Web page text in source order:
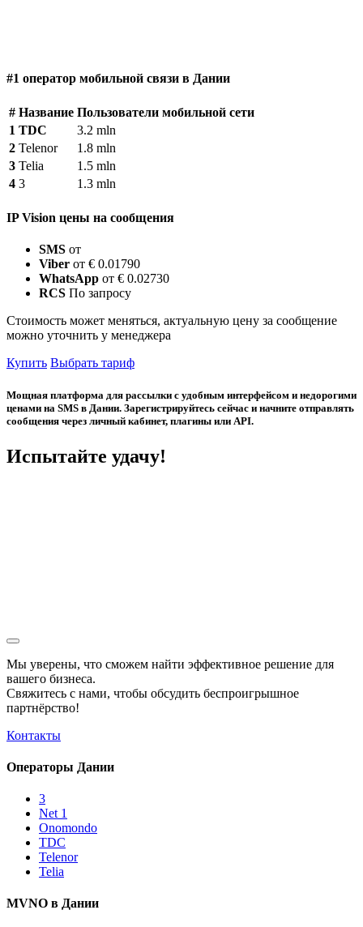
#1 оператор мобильной связи в Дании
# Название Пользователи мобильной сети
1 TDC
3.2 mln
2 Telenor
1.8 mln
3 Telia
1.5 mln
4 3 1.3 mln
IP Vision цены на сообщения
SMS от
Viber от € 0.01790
WhatsApp от € 0.02730
RCS По запросу
Стоимость может меняться, актуальную цену за сообщение
можно уточнить у менеджера
Купить Выбрать тариф
Мощная платформа для рассылки с удобным интерфейсом и недорогими
ценами на SMS в Дании. Зарегистрируйтесь сейчас и начните отправлять
сообщения через личный кабинет, плагины или API.
Испытайте удачу!
Мы уверены, что сможем найти эффективное решение для
вашего бизнеса.
Свяжитесь с нами, чтобы обсудить беспроигрышное
партнёрство!
Контакты
Операторы Дании
3
Net 1
Onomondo
TDC
Telenor
Telia
MVNO в Дании